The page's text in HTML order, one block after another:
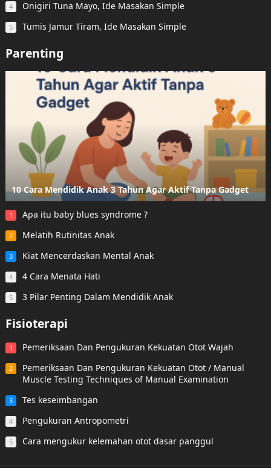
4 Onigiri Tuna Mayo, Ide Masakan Simple
5 Tumis Jamur Tiram, Ide Masakan Simple
Parenting
10 Cara Mendidik Anak 3 Tahun Agar Aktif Tanpa Gadget
1 Apa itu baby blues syndrome ?
2 Melatih Rutinitas Anak
3 Kiat Mencerdaskan Mental Anak
4 4 Cara Menata Hati
5 3 Pilar Penting Dalam Mendidik Anak
Fisioterapi
1 Pemeriksaan Dan Pengukuran Kekuatan Otot Wajah
2
Pemeriksaan Dan Pengukuran Kekuatan Otot / Manual
Muscle Testing Techniques of Manual Examination
3 Tes keseimbangan
4 Pengukuran Antropometri
5 Cara mengukur kelemahan otot dasar panggul